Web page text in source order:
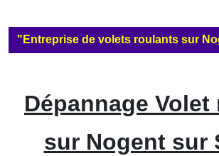
"Entreprise de volets roulants sur
Dépannage
sur Nogent sur